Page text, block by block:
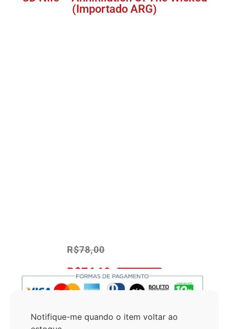
(Importado ARG)
R$78,00
R$74,10 No Pix 5% OFF
Notifique-me quando o item voltar ao